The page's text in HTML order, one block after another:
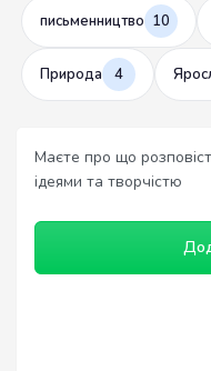
письменництво 10
Природа 4
Маєте про що
ідеями та творчістю